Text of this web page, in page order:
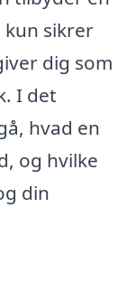
kun sikrer
dig som
I det
hvad en
og hvilke
din